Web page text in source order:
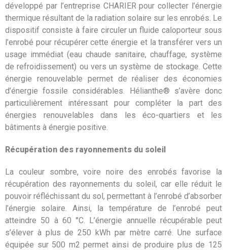
développé par l’entreprise CHARIER pour collecter l’énergie
thermique résultant de la radiation solaire sur les enrobés. Le
dispositif consiste à faire circuler un fluide caloporteur sous
l’enrobé pour récupérer cette énergie et la transférer vers un
usage immédiat (eau chaude sanitaire, chauffage, système
de refroidissement) ou vers un système de stockage. Cette
énergie renouvelable permet de réaliser des économies
d’énergie fossile considérables. Hélianthe® s’avère donc
particulièrement intéressant pour compléter la part des
énergies renouvelables dans les éco-quartiers et les
bâtiments à énergie positive.
Récupération des rayonnements du soleil
La couleur sombre, voire noire des enrobés favorise la
récupération des rayonnements du soleil, car elle réduit le
pouvoir réfléchissant du sol, permettant à l’enrobé d’absorber
l’énergie solaire. Ainsi, la température de l’enrobé peut
atteindre 50 à 60 °C. L’énergie annuelle récupérable peut
s’élever à plus de 250 kWh par mètre carré. Une surface
équipée sur 500 m2 permet ainsi de produire plus de 125